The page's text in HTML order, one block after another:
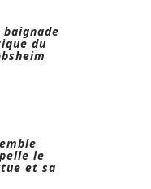
baignade
du
le
et sa